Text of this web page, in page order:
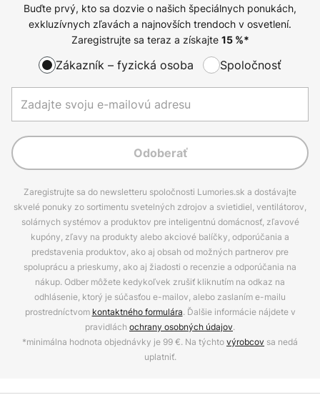
Buďte prvý, kto sa dozvie o našich špeciálnych ponukách,
exkluzívnych zľavách a najnovších trendoch v osvetlení.
Zaregistrujte sa teraz a získajte 15%*
Zákazník – fyzická osoba Spoločnosť
Odoberať
Zaregistrujte sa do newsletteru spoločnosti Lumories.sk a dostávajte
skvelé ponuky zo sortimentu svetelných zdrojov a svietidiel, ventilátorov,
solárnych systémov a produktov pre inteligentnú domácnosť, zľavové
kupóny, zľavy na produkty alebo akciové balíčky, odporúčania a
predstavenia produktov, ako aj obsah od možných partnerov pre
spoluprácu a prieskumy, ako aj žiadosti o recenzie a odporúčania na
nákup. Odber môžete kedykoľvek zrušiť kliknutím na odkaz na
odhlásenie, ktorý je súčasťou e-mailov, alebo zaslaním e-mailu
prostredníctvom kontaktného formulára. Ďalšie informácie nájdete v
pravidlách ochrany osobných údajov.
*minimálna hodnota objednávky je 99 €. Na týchtovýrobcov sa nedá
uplatniť.